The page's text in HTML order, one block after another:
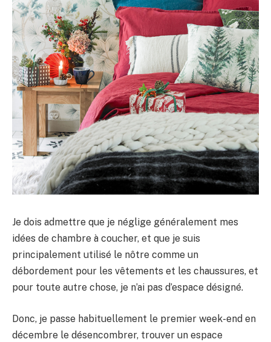
Je dois admettre que je néglige généralement mes
idées de chambre à coucher, et que je suis
principalement utilisé le nôtre comme un
débordement pour les vêtements et les chaussures, et
pour toute autre chose, je n’ai pas d’espace désigné.
Donc, je passe habituellement le premier week-end en
décembre le désencombrer, trouver un espace